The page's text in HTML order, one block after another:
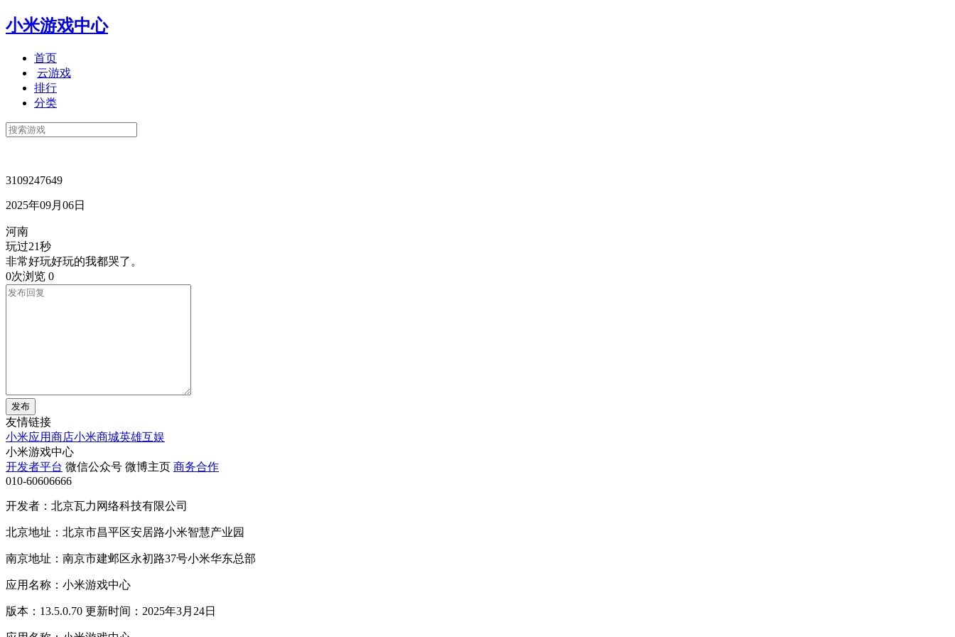
小米游戏中心
首页
云游戏
排行
分类
3109247649
2025年09月06日
河南
玩过21秒
非常好玩好玩的我都哭了。
0次浏览 0
发布
友情链接
小米应用商店小米商城英雄互娱
小米游戏中心
开发者平台 微信公众号 微博主页 商务合作
010-60606666
开发者：北京瓦力网络科技有限公司
北京地址：北京市昌平区安居路小米智慧产业园
南京地址：南京市建邺区永初路37号小米华东总部
应用名称：小米游戏中心
版本：13.5.0.70 更新时间：2025年3月24日